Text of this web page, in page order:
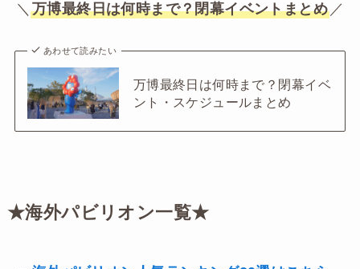
＼ 万博最終日は何時まで？閉幕イベントまとめ ／
あわせて読みたい
万博最終日は何時まで？閉幕イベ
ント・スケジュールまとめ
★海外パビリオン一覧★